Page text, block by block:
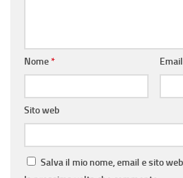
Nome* Email
Sito web
Salva il mio nome, email e sito